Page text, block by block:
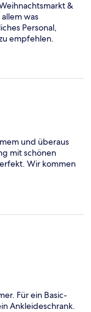
&
was
Personal,
empfehlen.
und überaus
mit schönen
Wir kommen
Für ein Basic-
Ankleideschrank.